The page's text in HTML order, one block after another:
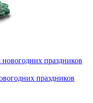
праздников